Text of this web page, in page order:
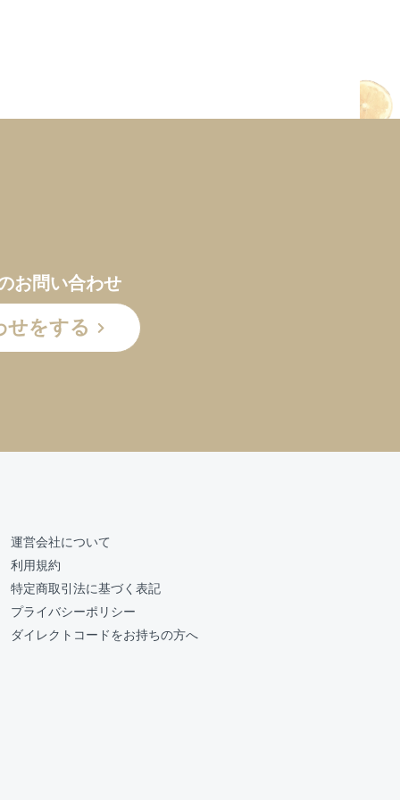
お問い合わせ
せをする
運営会社について
利用規約
特定商取引法に基づく表記
プライバシーポリシー
ダイレクトコードをお持ちの方へ